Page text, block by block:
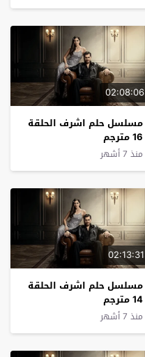
02:08:06
مسلسل حلم اشرف الحلقة
16 مترجم
منذ 7 أشهر
02:13:31
مسلسل حلم اشرف الحلقة
14 مترجم
منذ 7 أشهر